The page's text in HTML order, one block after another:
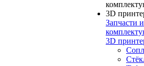
Запчасти и
3D